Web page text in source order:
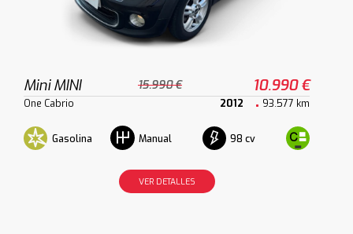
Mini MINI 15.990 € 10.990 €
One Cabrio 2012 93.577 km
Gasolina Manual 98 cv
VER DETALLES